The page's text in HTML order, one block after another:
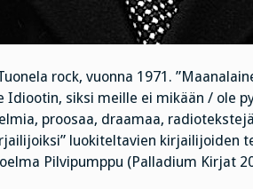
rock, vuonna 1971.
siksi meille ei mikään / ole
proosaa, draamaa,
luokiteltavien kirjailijoiden
Pilvipumppu (Palladium Kirjat